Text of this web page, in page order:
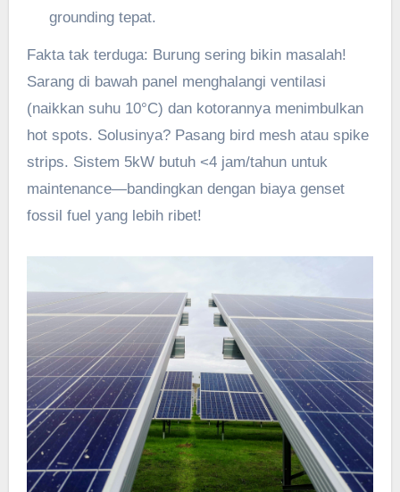
grounding tepat.
Fakta tak terduga: Burung sering bikin masalah!
Sarang di bawah panel menghalangi ventilasi
(naikkan suhu 10°C) dan kotorannya menimbulkan
hot spots. Solusinya? Pasang bird mesh atau spike
strips. Sistem 5kW butuh <4 jam/tahun untuk
maintenance—bandingkan dengan biaya genset
fossil fuel yang lebih ribet!